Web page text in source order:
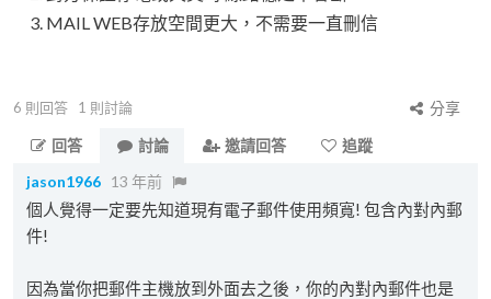
MAIL WEB存放空間更大，不需要一直刪信
6 則回答 1 則討論
分享
回答
討論 邀請回答
追蹤
jason1966 13 年前
個人覺得一定要先知道現有電子郵件使用頻寬! 包含內對內郵
件!
因為當你把郵件主機放到外面去之後，你的內對內郵件也是